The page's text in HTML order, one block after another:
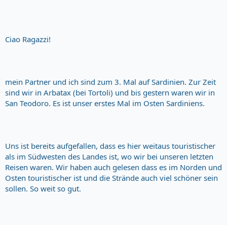
Ciao Ragazzi!
mein Partner und ich sind zum 3. Mal auf Sardinien. Zur Zeit
sind wir in Arbatax (bei Tortoli) und bis gestern waren wir in
San Teodoro. Es ist unser erstes Mal im Osten Sardiniens.
Uns ist bereits aufgefallen, dass es hier weitaus touristischer
als im Südwesten des Landes ist, wo wir bei unseren letzten
Reisen waren. Wir haben auch gelesen dass es im Norden und
Osten touristischer ist und die Strände auch viel schöner sein
sollen. So weit so gut.